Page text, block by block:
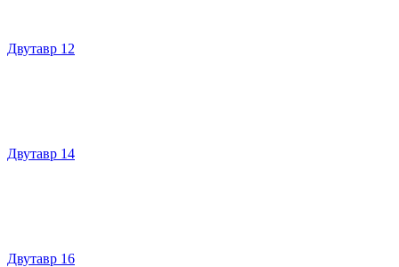
Двутавр 12
Двутавр 14
Двутавр 16